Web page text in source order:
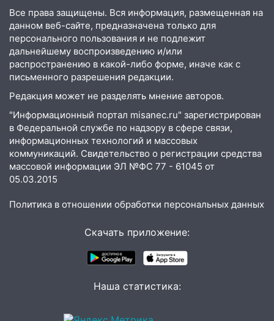
11:33 В Засвияжье под колёса авто
попал мужчина
11:17 В Радищевском районе сгорели
хозяйственные постройки
11:00 В Канадее горел жилой дом
10:18 Губернатор Ульяновской области:
уничтожено четыре беспилотника в
регионе
10:00
В Ульяновске дотла сгорел
легковой автомобиль
09:39
В Ульяновске будут судить десять
Вынесли приговор дебоширам,
избившим мужчину в трамвае
один из шести уникальных автомобилей
Все права защищены. Вся информация, размещенная на
данном веб-сайте, предназначена только для
персонального пользования и не подлежит
дальнейшему воспроизведению и/или
распространению в какой-либо форме, иначе как с
письменного разрешения редакции.
Редакция может не разделять мнение авторов.
"Информационный портал misanec.ru" зарегистрирован
в Федеральной службе по надзору в сфере связи,
информационных технологий и массовых
коммуникаций. Свидетельство о регистрации средства
массовой информации ЭЛ №ФС 77 - 61045 от
05.03.2015
Политика в отношении обработки персональных данных
Скачать приложение:
Наша статистика: